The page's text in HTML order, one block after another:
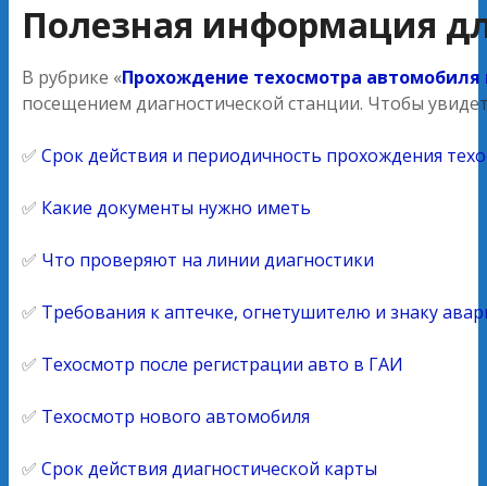
Полезная информация
В рубрике «Прохождение техосмотра автомобиля
посещением диагностической станции. Чтобы
✅ Срок действия и периодичность прохождения
✅ Какие документы нужно иметь
✅ Что проверяют на линии диагностики
✅ Требования к аптечке, огнетушителю и знаку
✅ Техосмотр после регистрации авто в ГАИ
✅ Техосмотр нового автомобиля
✅ Срок действия диагностической карты